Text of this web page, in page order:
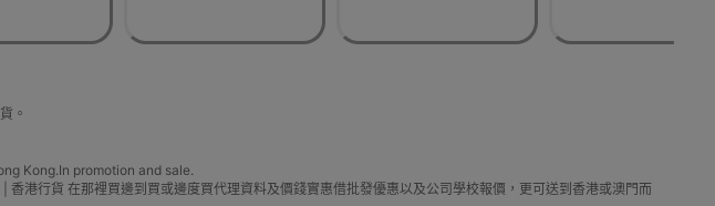
。
Kong.In promotion and sale.
港行貨 在那裡買邊到買或邊度買代理資料及價錢實惠借批發優惠以及公司學校報價，更可送到香港或澳門而